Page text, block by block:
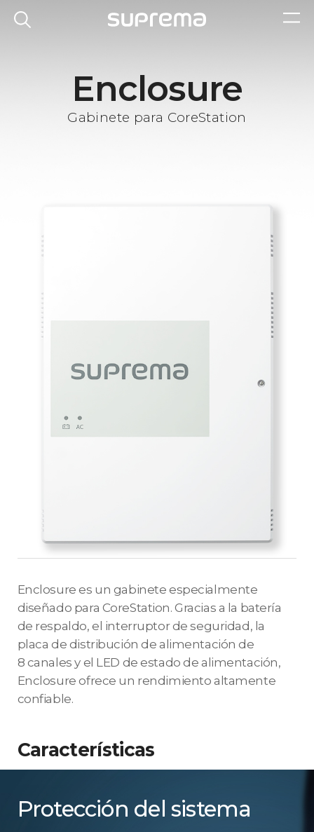
Enclosure
Gabinete para CoreStation
Enclosure es un gabinete especialmente
diseñado para CoreStation. Gracias a la batería
de respaldo, el interruptor de seguridad, la
placa de distribución de alimentación de
8 canales y el LED de estado de alimentación,
Enclosure ofrece un rendimiento altamente
confiable.
Características
Protección del sistema